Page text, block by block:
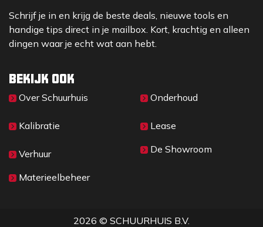
Schrijf je in en krijg de beste deals, nieuwe tools en
handige tips direct in je mailbox. Kort, krachtig en alleen
dingen waar je echt wat aan hebt.
Bekijk ook
Over Sc​huurhuis
Kalibratie
Verhuur
Materieelbeheer
Onderhoud
Lease
De Showroom
2026 © SCHUURHUIS B.V.